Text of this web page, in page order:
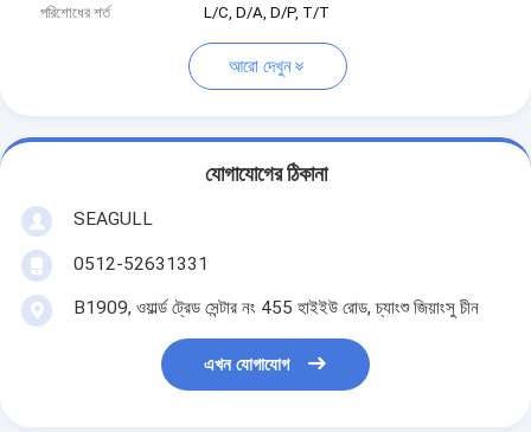
পরিশোধের শর্ত
L/C, D/A, D/P, T/T
আরো দেখুন
যোগাযোগের ঠিকানা
SEAGULL
0512-52631331
B1909, ওয়ার্ল্ড ট্রেড সেন্টার নং 455 হাইইউ রোড, চ্যাংশু জিয়াংসু চীন
এখন যোগাযোগ